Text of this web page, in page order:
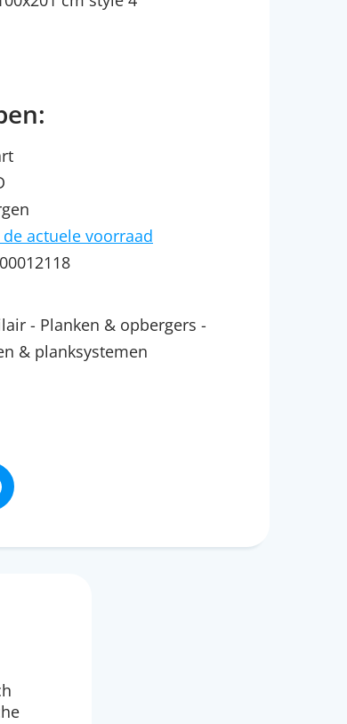
de actuele voorraad
- Planken & opbergers -
& planksystemen